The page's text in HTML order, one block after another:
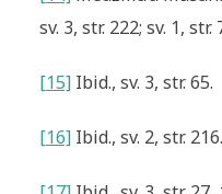
sv. 3, str. 222; sv. 1, str.
[15]Ibid., sv. 3, str. 65.
[16]Ibid., sv. 2, str. 216.